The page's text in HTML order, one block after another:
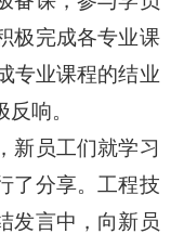
极完成各专业课
专业课程的结业
响。
新员工们就学习
了分享。工程技
发言中，向新员